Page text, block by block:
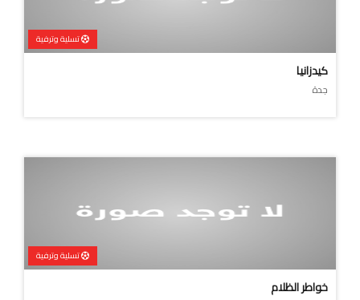
تسلية وترفية
كيدزانيا
جدة
تسلية وترفية
خواطر الظلام